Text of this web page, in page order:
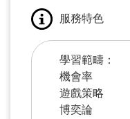
服務特色
學習範疇：
機會率
遊戲策略
博奕論